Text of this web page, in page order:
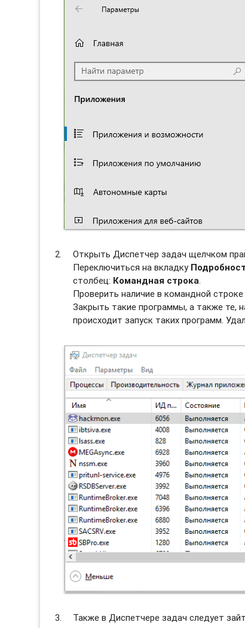
Открыть Диспетчер задач щелчком
Переключиться на вкладку
столбец: Командная строка
Проверить наличие в командной строке
Закрыть такие программы, а также те,
происходит запуск таких программ.
Также в Диспетчере задач следует